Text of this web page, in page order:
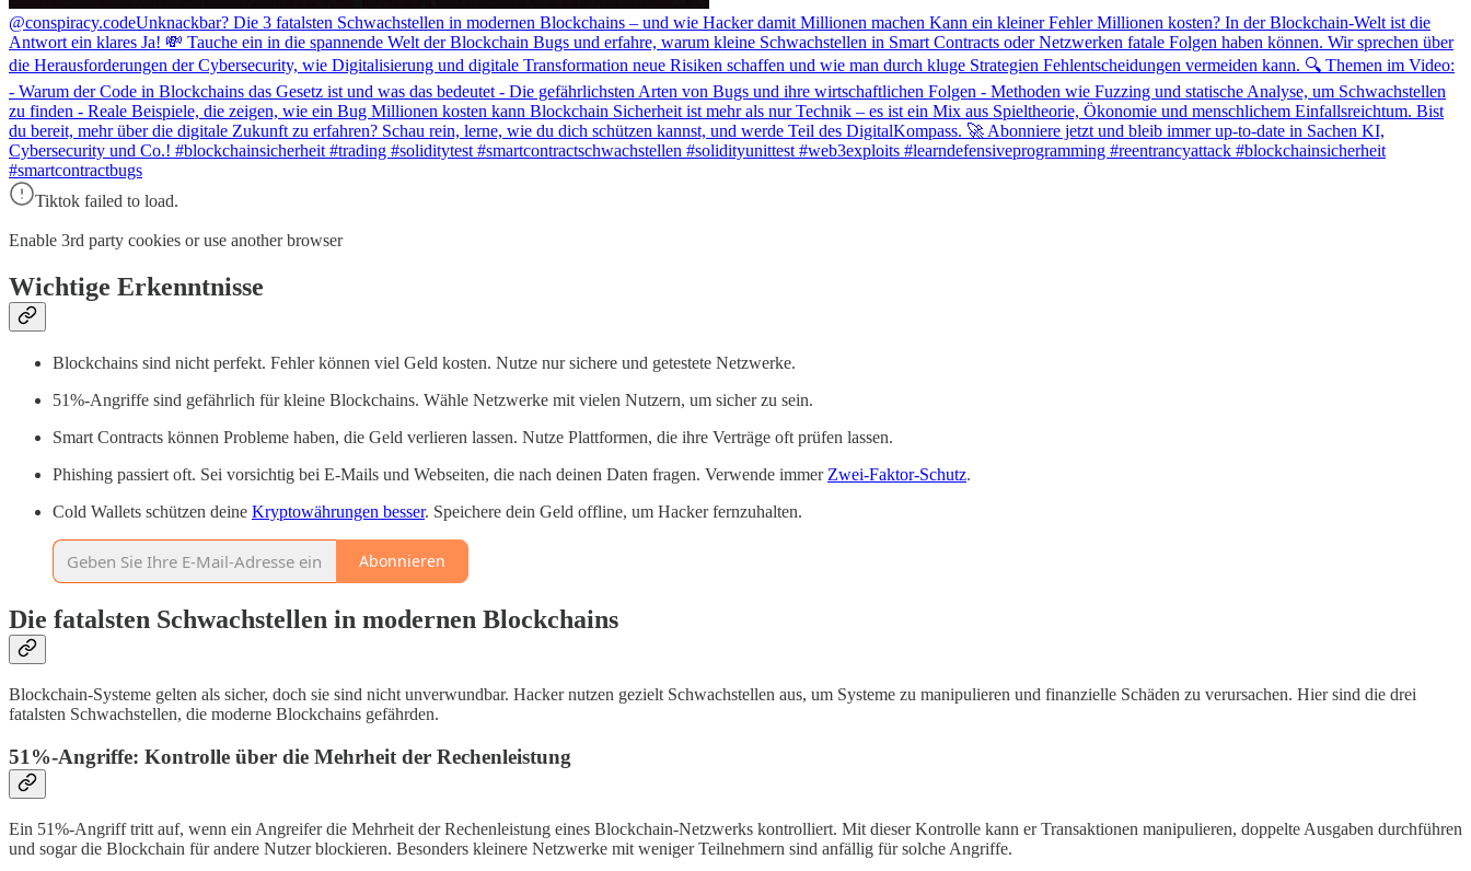
@conspiracy.codeUnknackbar? Die 3 fatalsten Schwachstellen in modernen Blockchains – und wie Hacker damit Millionen machen Kann ein kleiner Fehler Millionen kosten? In der Blockchain-Welt ist die
Antwort ein klares Ja! 💸 Tauche ein in die spannende Welt der Blockchain Bugs und erfahre, warum kleine Schwachstellen in Smart Contracts oder Netzwerken fatale Folgen haben können. Wir sprechen über
die Herausforderungen der Cybersecurity, wie Digitalisierung und digitale Transformation neue Risiken schaffen und wie man durch kluge Strategien Fehlentscheidungen vermeiden kann. 🔍 Themen im Video:
- Warum der Code in Blockchains das Gesetz ist und was das bedeutet - Die gefährlichsten Arten von Bugs und ihre wirtschaftlichen Folgen - Methoden wie Fuzzing und statische Analyse, um Schwachstellen
zu finden - Reale Beispiele, die zeigen, wie ein Bug Millionen kosten kann Blockchain Sicherheit ist mehr als nur Technik – es ist ein Mix aus Spieltheorie, Ökonomie und menschlichem Einfallsreichtum. Bist
du bereit, mehr über die digitale Zukunft zu erfahren? Schau rein, lerne, wie du dich schützen kannst, und werde Teil des DigitalKompass. 🚀 Abonniere jetzt und bleib immer up-to-date in Sachen KI,
Cybersecurity und Co.! #blockchainsicherheit #trading #soliditytest #smartcontractschwachstellen #solidityunittest #web3exploits #learndefensiveprogramming #reentrancyattack #blockchainsicherheit
#smartcontractbugs
Tiktok failed to load.
Enable 3rd party cookies or use another browser
Wichtige Erkenntnisse
Blockchains sind nicht perfekt. Fehler können viel Geld kosten. Nutze nur sichere und getestete Netzwerke.
51%-Angriffe sind gefährlich für kleine Blockchains. Wähle Netzwerke mit vielen Nutzern, um sicher zu sein.
Smart Contracts können Probleme haben, die Geld verlieren lassen. Nutze Plattformen, die ihre Verträge oft prüfen lassen.
Phishing passiert oft. Sei vorsichtig bei E-Mails und Webseiten, die nach deinen Daten fragen. Verwende immer Zwei-Faktor-Schutz.
Cold Wallets schützen deine Kryptowährungen besser. Speichere dein Geld offline, um Hacker fernzuhalten.
Abonnieren
Die fatalsten Schwachstellen in modernen Blockchains
Blockchain-Systeme gelten als sicher, doch sie sind nicht unverwundbar. Hacker nutzen gezielt Schwachstellen aus, um Systeme zu manipulieren und finanzielle Schäden zu verursachen. Hier sind die drei
fatalsten Schwachstellen, die moderne Blockchains gefährden.
51%-Angriffe: Kontrolle über die Mehrheit der Rechenleistung
Ein 51%-Angriff tritt auf, wenn ein Angreifer die Mehrheit der Rechenleistung eines Blockchain-Netzwerks kontrolliert. Mit dieser Kontrolle kann er Transaktionen manipulieren, doppelte Ausgaben durchführen
und sogar die Blockchain für andere Nutzer blockieren. Besonders kleinere Netzwerke mit weniger Teilnehmern sind anfällig für solche Angriffe.